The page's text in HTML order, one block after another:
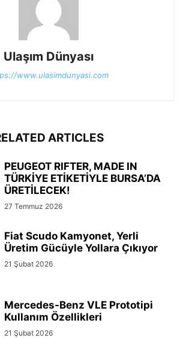
Ulaşım Dünyası
www.ulasimdunyasi.com
ARTICLES
PEUGEOT RIFTER, MADE IN
TÜRKİYE ETİKETİYLE BURSA’DA
ÜRETİLECEK!
27 Temmuz 2026
Fiat Scudo Kamyonet, Yerli
Üretim Gücüyle Yollara Çıkıyor
21 Şubat 2026
Mercedes-Benz VLE Prototipi
Kullanım Özellikleri
21 Şubat 2026